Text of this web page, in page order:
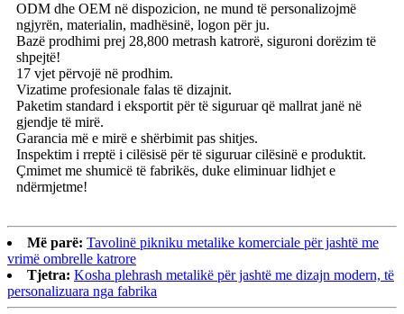
ODM dhe OEM në dispozicion, ne mund të personalizojmë
ngjyrën, materialin, madhësinë, logon për ju.
Bazë prodhimi prej 28,800 metrash katrorë, siguroni dorëzim të
shpejtë!
17 vjet përvojë në prodhim.
Vizatime profesionale falas të dizajnit.
Paketim standard i eksportit për të siguruar që mallrat janë në
gjendje të mirë.
Garancia më e mirë e shërbimit pas shitjes.
Inspektim i rreptë i cilësisë për të siguruar cilësinë e produktit.
Çmimet me shumicë të fabrikës, duke eliminuar lidhjet e
ndërmjetme!
Më parë: Tavolinë pikniku metalike komerciale për jashtë me
vrimë ombrelle katrore
Tjetra: Kosha plehrash metalikë për jashtë me dizajn modern, të
personalizuara nga fabrika